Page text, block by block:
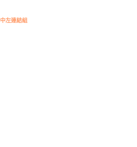
中左連結組